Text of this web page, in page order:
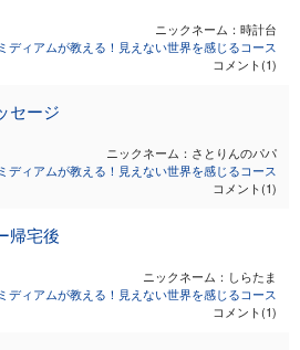
ニックネーム：時計台
ディアムが教える！見えない世界を感じるコース
コメント(1)
セージ
ニックネーム：さとりんのパパ
ディアムが教える！見えない世界を感じるコース
コメント(1)
帰宅後
ニックネーム：しらたま
ディアムが教える！見えない世界を感じるコース
コメント(1)